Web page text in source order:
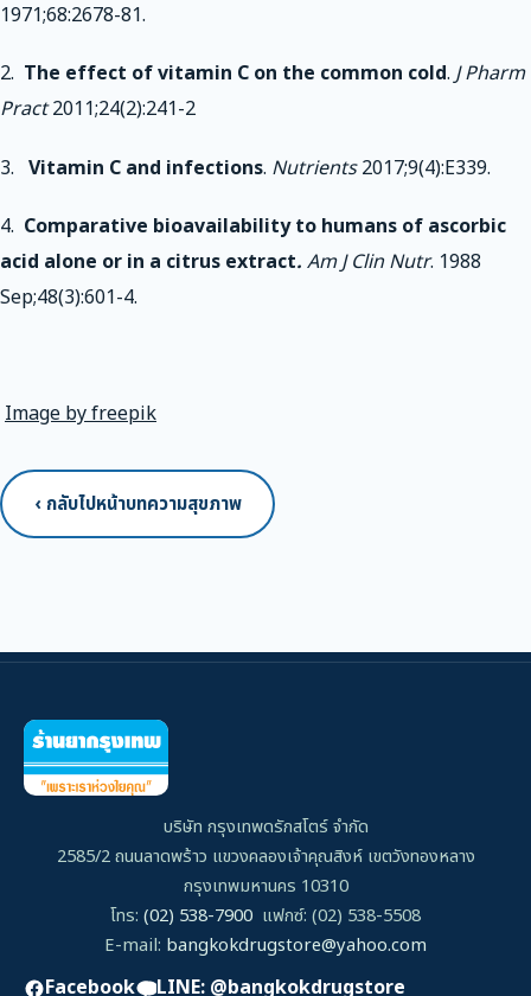
1971;68:2678-81.
2. The effect of vitamin C on the common cold.J Pharm
Pract2011;24(2):241-2
3. Vitamin C and infections. Nutrients2017;9(4):E339.
4. Comparative bioavailability to humans of ascorbic
acid alone or in a citrus extract. Am J Clin Nutr. 1988
Sep;48(3):601-4.
Image by freepik
‹ กลับไปหน้าบทความสุขภาพ
บริษัท กรุงเทพดรักสโตร์ จำกัด
2585/2 ถนนลาดพร้าว แขวงคลองเจ้าคุณสิงห์ เขตวังทองหลาง
กรุงเทพมหานคร 10310
โทร: (02) 538-7900 แฟกซ์: (02) 538-5508
E-mail: bangkokdrugstore@yahoo.com
Facebook LINE: @bangkokdrugstore